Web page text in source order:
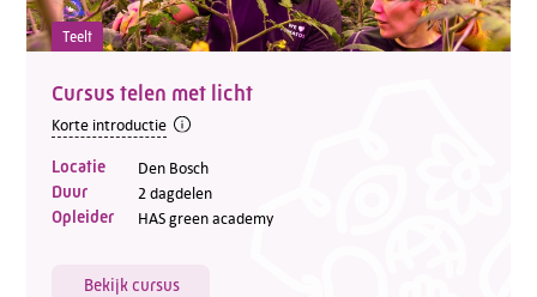
Teelt
Cursus telen met licht
Korte introductie
Locatie Den Bosch
Duur 2 dagdelen
Opleider HAS green academy
Bekijk cursus